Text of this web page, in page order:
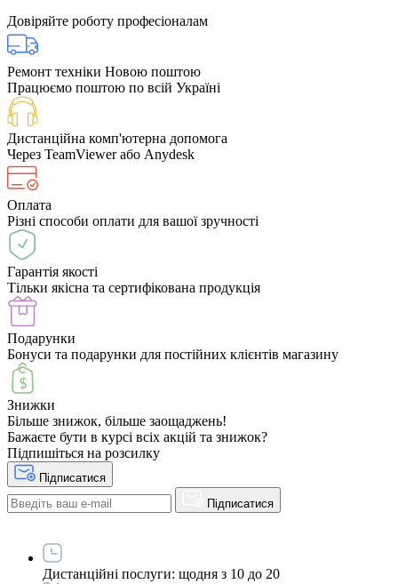
Довіряйте роботу професіоналам
Ремонт техніки Новою поштою
Працюємо поштою по всій Україні
Дистанційна комп'ютерна допомога
Через TeamViewer або Anydesk
Оплата
Різні способи оплати для вашої зручності
Гарантія якості
Тільки якісна та сертифікована продукція
Подарунки
Бонуси та подарунки для постійних клієнтів магазину
Знижки
Більше знижок, більше заощаджень!
Бажаєте бути в курсі всіх акцій та знижок?
Підпишіться на розсилку
Підписатися
Підписатися
Дистанційні послуги: щодня з 10 до 20